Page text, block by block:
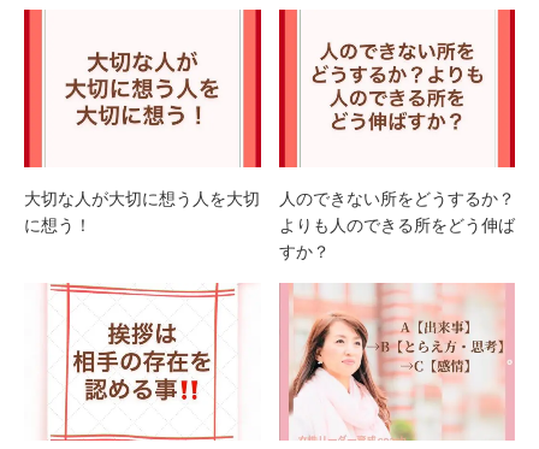
大切な人が大切に想う人を大切
に想う！
人のできない所をどうするか？
よりも人のできる所をどう伸ば
すか？